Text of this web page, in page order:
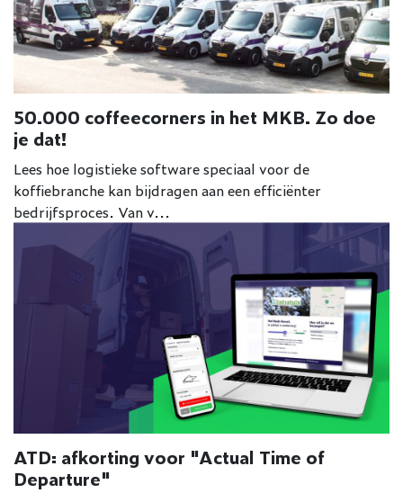
50.000 coffeecorners in het MKB. Zo doe
je dat!
Lees hoe logistieke software speciaal voor de
koffiebranche kan bijdragen aan een efficiënter
bedrijfsproces. Van v...
ATD: afkorting voor "Actual Time of
Departure"